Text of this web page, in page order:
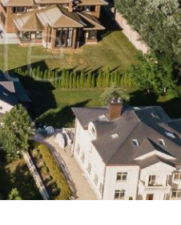
Резиденс
ВСЕ
Усово
Шульгино
ВСЕ